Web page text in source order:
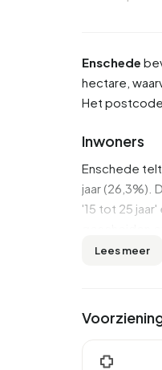
Enschede
hectare,
Het
Inwoners
Enschede telt
jaar (26,3%).
'15 tot 25
36.145
In
€31.200,
Lees meer